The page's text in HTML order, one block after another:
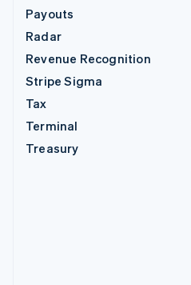
Payouts
Radar
Revenue Recognition
Stripe Sigma
Tax
Terminal
Treasury